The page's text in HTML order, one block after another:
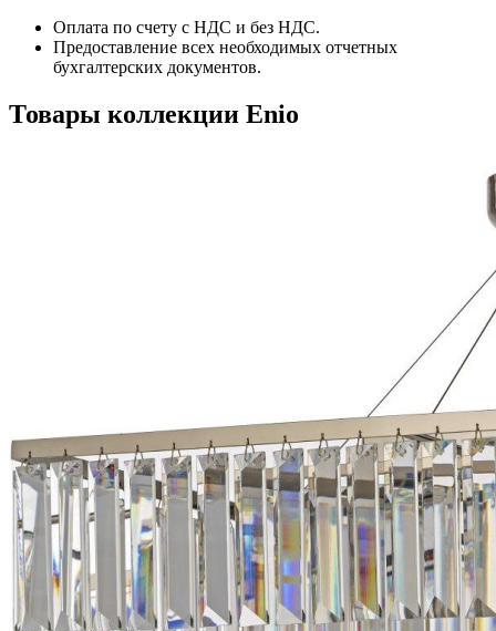
Оплата по счету с НДС и без НДС.
Предоставление всех необходимых отчетных
бухгалтерских документов.
Товары коллекции Enio